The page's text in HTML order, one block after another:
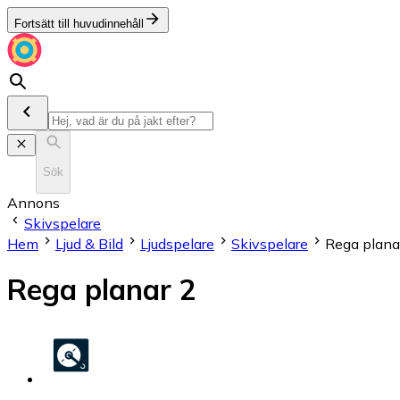
Fortsätt till huvudinnehåll
Sök
Annons
Skivspelare
Hem
Ljud & Bild Ljudspelare Skivspelare Rega
Rega planar 2